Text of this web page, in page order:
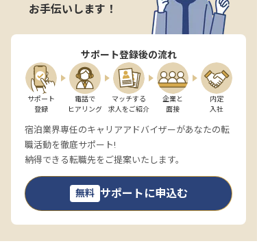
お手伝いします！
サポート登録後の流れ
サポート
登録
電話で
ヒアリング
マッチする
求人をご紹介
企業と
面接
内定
入社
宿泊業界専任のキャリアアドバイザーがあなたの転
職活動を徹底サポート!
納得できる転職先をご提案いたします。
無料 サポートに申込む